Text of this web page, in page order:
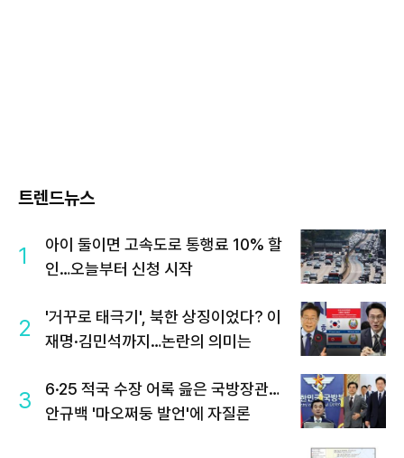
트렌드뉴스
1
아이 둘이면 고속도로 통행료 10% 할
인…오늘부터 신청 시작
2
'거꾸로 태극기', 북한 상징이었다? 이
재명·김민석까지…논란의 의미는
3
6·25 적국 수장 어록 읊은 국방장관…
안규백 '마오쩌둥 발언'에 자질론